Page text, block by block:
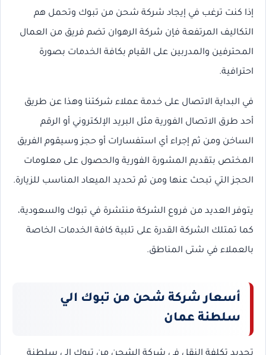
إذا كنت ترغب في إيجاد شركة شحن من تبوك وتحمل هم
التكاليف المرتفعة فإن شركة الرهوان تضم فريق من العمال
المحترفين والمدربين على القيام بكافة الخدمات بصورة
احترافية.
في البداية الاتصال على خدمة عملاء شركتنا وهذا عن طريق
أحد طرق الاتصال الفورية مثل البريد الإلكتروني أو الرقم
الساخن ومن ثم إجراء أي استفسارات أو حجز وسيقوم الفريق
المختص بتقديم المشورة الفورية والحصول على معلومات
الحجز التي تبحث عنها ومن ثم تحديد الميعاد المناسب للزيارة.
يتوفر العديد من فروع الشركة منتشرة في تبوك والسعودية،
كما تمتلك الشركة القدرة على تلبية كافة الخدمات الخاصة
بالعملاء في شتى المناطق.
أسعار شركة شحن من تبوك الي
سلطنة عمان